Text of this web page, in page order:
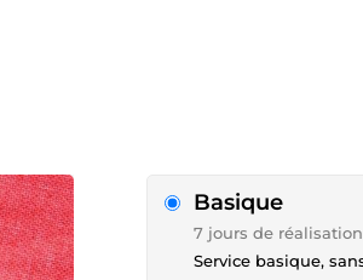
Basique
7 jours de réalisation
Service basique,